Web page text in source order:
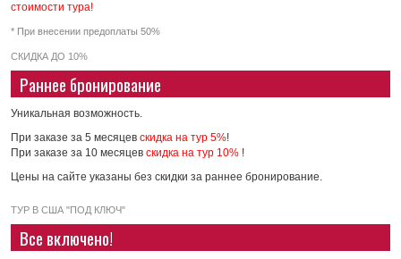
стоимости тура!
* При внесении предоплаты 50%
СКИДКА ДО 10%
Раннее бронирование
Уникальная возможность.
При заказе за 5 месяцев скидка на тур 5%!
При заказе за 10 месяцев скидка на тур 10% !
Цены на сайте указаны без скидки за раннее бронирование.
ТУР В США "ПОД КЛЮЧ"
Все включено!